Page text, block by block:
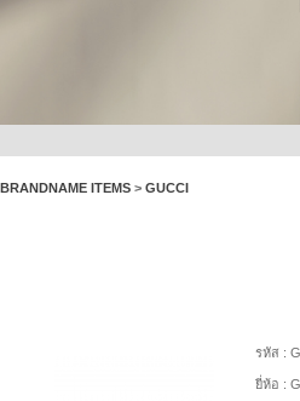
BRANDNAME ITEMS >GUCCI
รหัส :
ยี่ห้อ :